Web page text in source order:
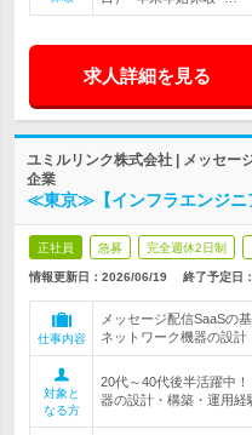
求人詳細を見る
ユミルリンク株式会社 | メッセー
企業
≪東京≫【インフラエンジニ
正社員 急募 完全週休2日制
情報更新日：2026/06/19 終了予定日：
仕事内容
メッセージ配信SaaSの
ネットワーク機器の設計
対象と
なる方
20代～40代後半活躍中
器の設計・構築・運用経